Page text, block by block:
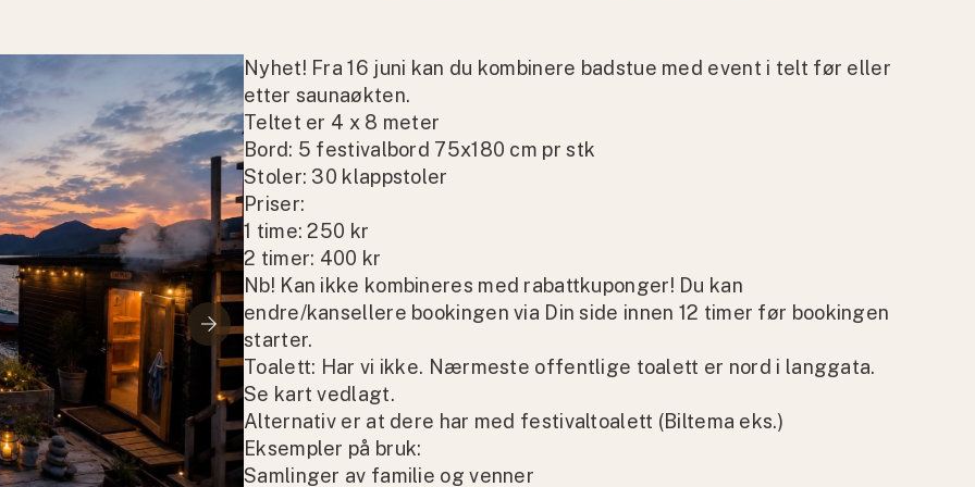
arrow_forward
Nyhet! Fra 16 juni kan du kombinere badstue med event i telt før eller
etter saunaøkten.
Teltet er 4 x 8 meter
Bord: 5 festivalbord 75x180 cm pr stk
Stoler: 30 klappstoler
Priser:
1 time: 250 kr
2 timer: 400 kr
Nb! Kan ikke kombineres med rabattkuponger! Du kan
endre/kansellere bookingen via Din side innen 12 timer før bookingen
starter.
Toalett: Har vi ikke. Nærmeste offentlige toalett er nord i langgata.
Se kart vedlagt.
Alternativ er at dere har med festivaltoalett (Biltema eks.)
Eksempler på bruk:
Samlinger av familie og venner